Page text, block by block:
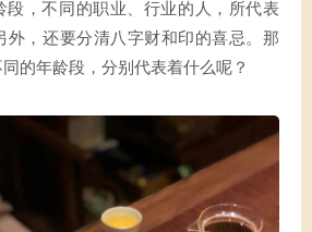
段，不同的职业、行业的人，所代表
外，还要分清八字财和印的喜忌。那
的年龄段，分别代表着什么呢？